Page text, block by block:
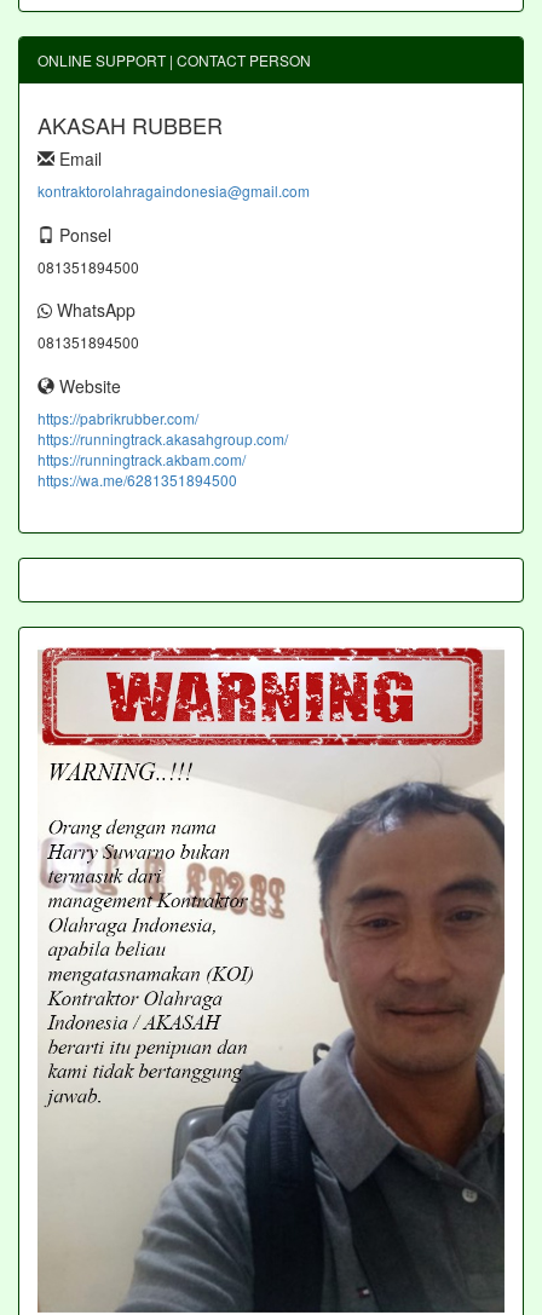
ONLINE SUPPORT | CONTACT PERSON
AKASAH RUBBER
Email
kontraktorolahragaindonesia@gmail.com
Ponsel
081351894500
WhatsApp
081351894500
Website
https://pabrikrubber.com/
https://runningtrack.akasahgroup.com/
https://runningtrack.akbam.com/
https://wa.me/6281351894500